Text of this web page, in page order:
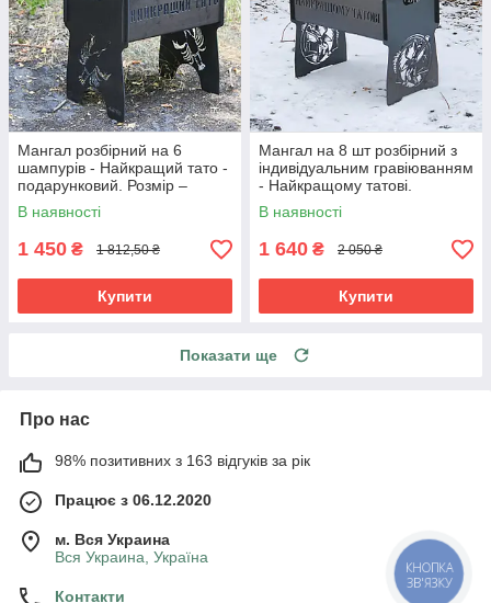
Мангал розбірний на 6
шампурів - Найкращий тато -
подарунковий. Розмір –
380х300х440 мм
В наявності
1 450 ₴ 1 812,50 ₴
Купити
Мангал на 8 шт розбірний з
індивідуальним гравіюванням
- Найкращому татові.
Подарунковий мангал
В наявності
1 640 ₴ 2 050 ₴
Купити
Показати ще
Про нас
98% позитивних з 163 відгуків за рік
Працює з 06.12.2020
м. Вся Украина
Вся Украина, Україна
Контакти
КНОПКА
ЗВ'ЯЗКУ